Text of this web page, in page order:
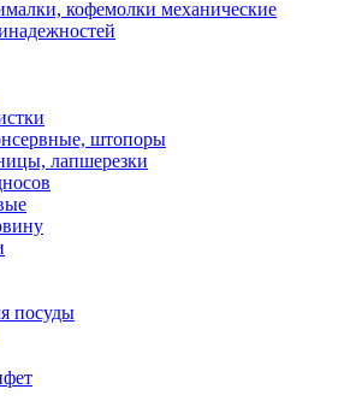
кофемолки механические
штопоры
лапшерезки
посуды